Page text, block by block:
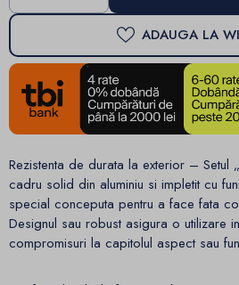
ADAUGA LA
Rezistenta de durata la exterior – Setul
cadru solid din aluminiu si impletit cu
special conceputa pentru a face fata
Designul sau robust asigura o utilizare
compromisuri la capitolul aspect sau